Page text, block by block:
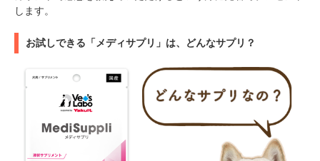
します。
お試しできる「メディサプリ」は、どんなサプリ？